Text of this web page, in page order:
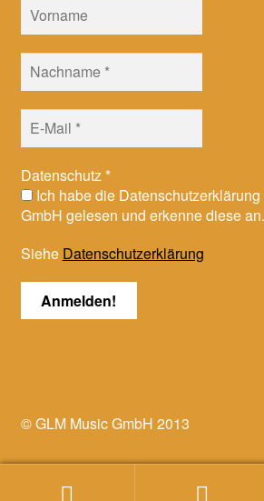
Datenschutz*
Ich habe die Datenschutzerklärung
GmbH gelesen und erkenne diese an.
Siehe Datenschutzerklärung
© GLM Music GmbH 2013